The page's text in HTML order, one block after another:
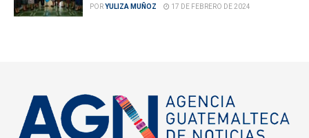
PORYULIZA MUÑOZ 17 DE FEBRERO DE 2024